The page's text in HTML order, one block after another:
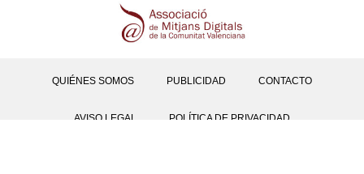
QUIÉNES SOMOS PUBLICIDAD CONTACTO
AVISO LEGAL POLÍTICA DE PRIVACIDAD